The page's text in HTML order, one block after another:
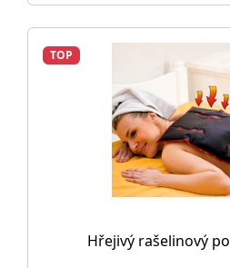
TOP
Hřejivý rašelinový